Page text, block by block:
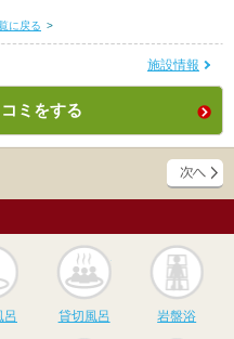
に戻る >
施設情報
ミをする
露天風呂
呂
貸切風呂
貸切風呂 岩盤浴